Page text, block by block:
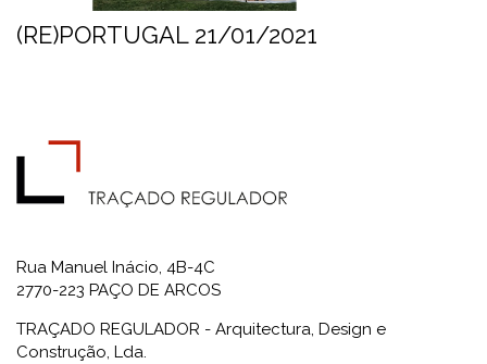
(RE)PORTUGAL 21/01/2021
Rua Manuel Inácio, 4B-4C
2770-223 PAÇO DE ARCOS
TRAÇADO REGULADOR - Arquitectura, Design e
Construção, Lda.